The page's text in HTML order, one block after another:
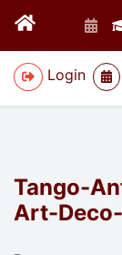
Login
Tango-
Art-